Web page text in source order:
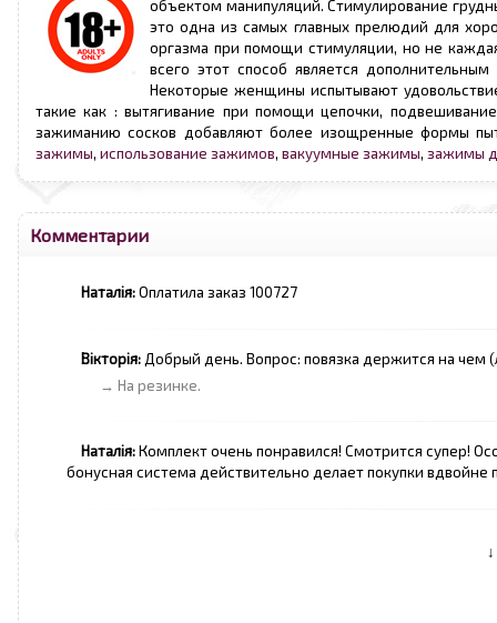
объектом манипуляций. Стимулирование
это одна из самых главных прелюдий для
оргазма при помощи стимуляции, но не
всего этот способ является
Некоторые женщины испытывают
такие как : вытягивание при помощи цепочки,
зажиманию сосков добавляют более изощренные формы
зажимы, использование зажимов, вакуумные зажимы, зажимы
Комментарии
Наталія:Оплатила заказ 100727
Вікторія: Добрый день. Вопрос: повязка держится на чем
→ На резинке.
Наталія:Комплект очень понравился! Смотрится супер!
бонусная система действительно делает покупки вдвойне
↓